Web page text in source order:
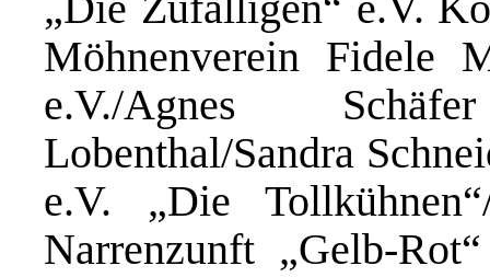
Möhnenverein Fidele
e.V./Agnes
Lobenthal/Sandra
e.V. „Die
Narrenzunft „Gelb-